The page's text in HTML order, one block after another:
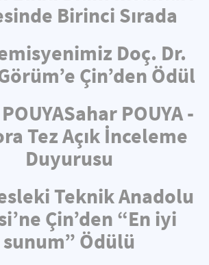
Birinci Sırada
Doç. Dr.
Çin’den Ödül
POUYA -
Tez Açık İnceleme
Duyurusu
Teknik Anadolu
Çin’den “En iyi
sunum” Ödülü